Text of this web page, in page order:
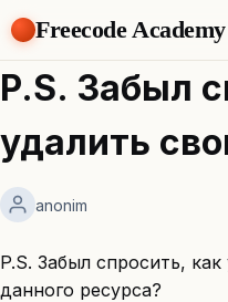
Freecode Academy
About
Members
Offers
Tasks
Get Access
P.S. Забыл
удалить
anonim
P.S. Забыл спросить,
данного ресурса?